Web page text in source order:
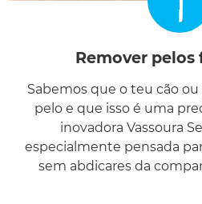
Remover
Sabemos que o teu cão
pelo e que isso é uma
inovadora Vassoura
especialmente pensada
sem abdicares da